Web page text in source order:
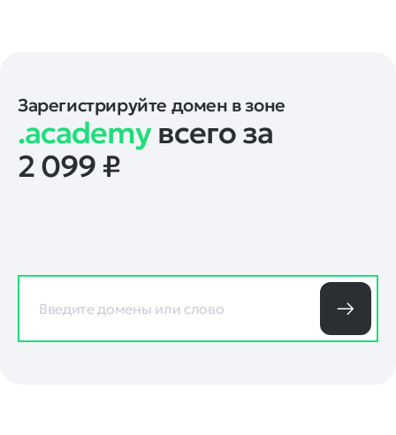
Зарегистрируйте домен в зоне
.academyвсего за
2 099 ₽